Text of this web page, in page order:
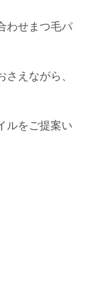
わせまつ毛パ
えながら、
ルをご提案い